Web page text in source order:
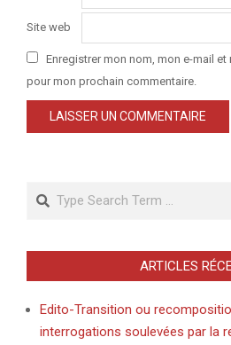
Site web
Enregistrer mon nom, mon e-mail
pour mon prochain commentaire.
Search
ARTICLES
Edito-Transition ou
interrogations soulevées par la